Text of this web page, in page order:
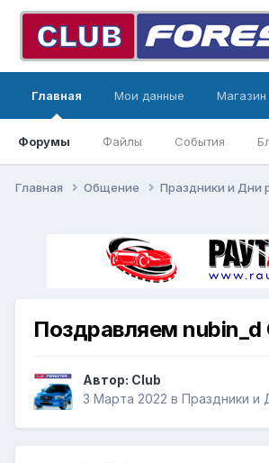
Главная
Форумы Файлы События
Мои данные Магазин
Главная Общение Праздники и Дни
Поздравляем
Автор: Club
3 Марта 2022 в Праздники и